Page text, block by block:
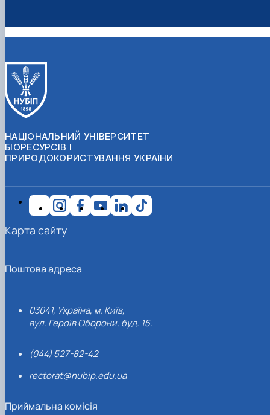
НАЦІОНАЛЬНИЙ УНІВЕРСИТЕТ
БІОРЕСУРСІВ І
ПРИРОДОКОРИСТУВАННЯ УКРАЇНИ
Поштова адреса
03041, Україна, м. Київ,
вул. Героїв Оборони, буд. 15.
(044) 527-82-42
rectorat@nubip.edu.ua
Приймальна комісія
Карта сайту